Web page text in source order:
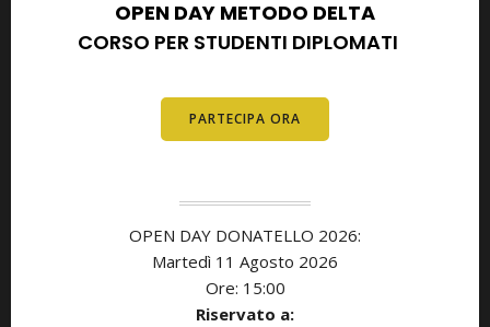
OPEN DAY METODO DELTA
CORSO PER STUDENTI DIPLOMATI
PARTECIPA ORA
OPEN DAY DONATELLO 2026:
Martedì 11 Agosto 2026
Ore: 15:00
Riservato a: